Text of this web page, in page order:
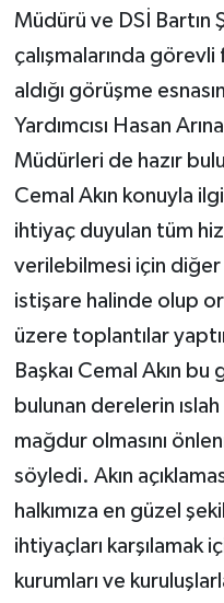
Müdürü ve DSİ Bartın
çalışmalarında
aldığı görüşme
Yardımcısı Hasan
Müdürleri de hazır
Cemal Akın konuyla
ihtiyaç duyulan tüm
verilebilmesi için diğer
istişare halinde olup
üzere toplantılar
Başkaı Cemal Akın
bulunan derelerin
mağdur olmasını
söyledi. Akın
halkımıza en güzel
ihtiyaçları karşılamak
kurumları ve